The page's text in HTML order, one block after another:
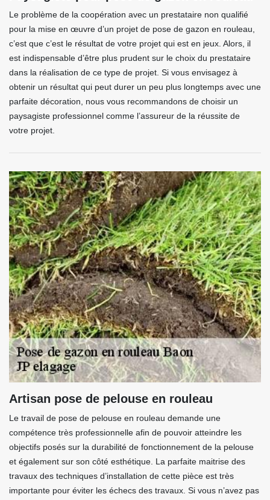
Le problème de la coopération avec un prestataire non qualifié
pour la mise en œuvre d’un projet de pose de gazon en rouleau,
c’est que c’est le résultat de votre projet qui est en jeux. Alors, il
est indispensable d’être plus prudent sur le choix du prestataire
dans la réalisation de ce type de projet. Si vous envisagez à
obtenir un résultat qui peut durer un peu plus longtemps avec une
parfaite décoration, nous vous recommandons de choisir un
paysagiste professionnel comme l’assureur de la réussite de
votre projet.
Artisan pose de pelouse en rouleau
Le travail de pose de pelouse en rouleau demande une
compétence très professionnelle afin de pouvoir atteindre les
objectifs posés sur la durabilité de fonctionnement de la pelouse
et également sur son côté esthétique. La parfaite maitrise des
travaux des techniques d’installation de cette pièce est très
importante pour éviter les échecs des travaux. Si vous n’avez pas